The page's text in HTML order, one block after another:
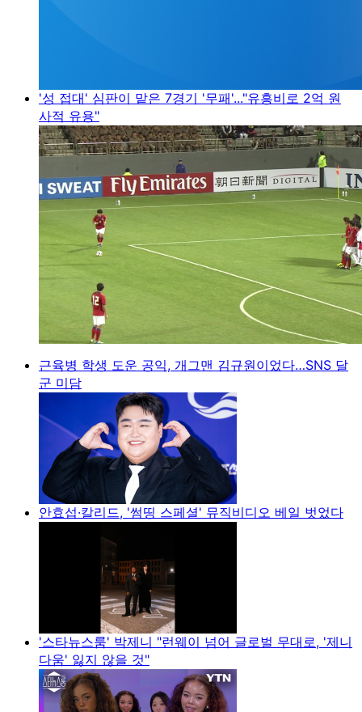
'성 접대' 심판이 맡은 7경기 '무패'..."유흥비로 2억 원
사적 유용"
근육병 학생 도운 공익, 개그맨 김규원이었다…SNS 달
군 미담
안효섭·칼리드, '썸띵 스페셜' 뮤직비디오 베일 벗었다
'스타뉴스룸' 박제니 "런웨이 넘어 글로벌 무대로, '제니
다움' 잃지 않을 것"